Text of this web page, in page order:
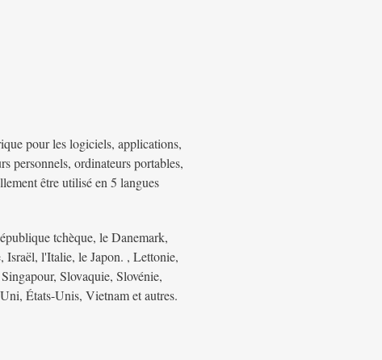
pour les logiciels, applications,
personnels, ordinateurs portables,
être utilisé en 5 langues
tchèque, le Danemark,
l'Italie, le Japon. , Lettonie,
Slovaquie, Slovénie,
États-Unis, Vietnam et autres.